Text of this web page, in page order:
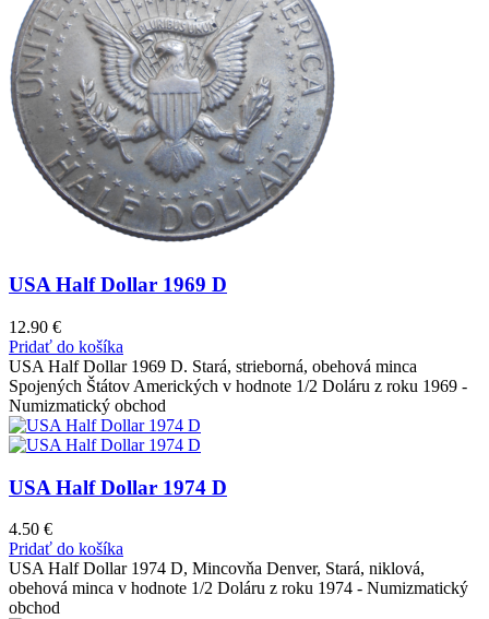
USA Half Dollar 1969 D
12.90 €
Pridať do košíka
USA Half Dollar 1969 D. Stará, strieborná, obehová minca
Spojených Štátov Amerických v hodnote 1/2 Doláru z roku 1969 -
Numizmatický obchod
USA Half Dollar 1974 D
4.50 €
Pridať do košíka
USA Half Dollar 1974 D, Mincovňa Denver, Stará, niklová,
obehová minca v hodnote 1/2 Doláru z roku 1974 - Numizmatický
obchod